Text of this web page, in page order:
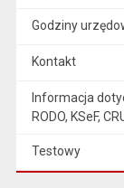
Godziny
Kontakt
Informacja
RODO, KSeF,
Testowy